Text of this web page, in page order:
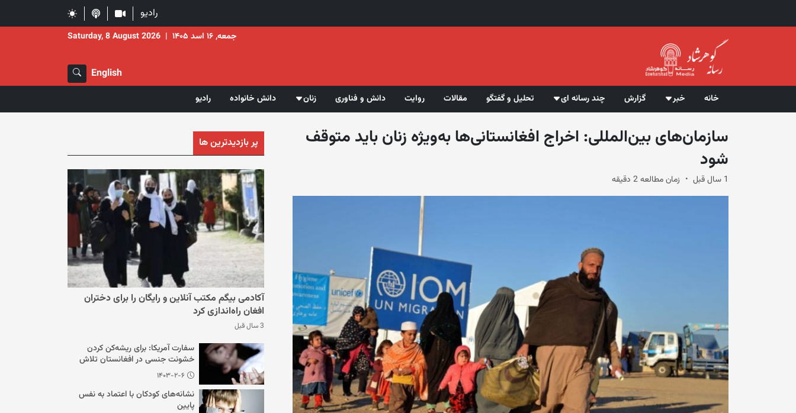
رادیو
جمعه, ۱۶ اسد ۱۴۰۵ |
Saturday, 8 August 2026
English
خانه خبر گزارش چند رسانه ای تحلیل و گفتگو مقالات روایت دانش و فناوری زنان دانش خانواده رادیو
سازمان‌های بین‌المللی: اخراج افغانستانی‌ها به‌ویژه زنان باید متوقف
شود
1 سال قبل زمان مطالعه 2 دقیقه
پر بازدیدترین ها
آکادمی بیگم مکتب آنلاین و رایگان را برای دختران
افغان راه‌اندازی کرد
3 سال قبل
سفارت آمریکا: برای ریشه‌کن کردن
خشونت جنسی در افغانستان تلاش
می‌کنیم
۱۴۰۳-۲-۶
نشانه‌های کودکان با اعتماد به نفس
پایین